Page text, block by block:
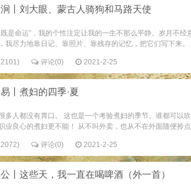
丨刘大眼、蒙古人骑狗和马路天使
既是命运”，我的个性注定让我的一生不那么平静。岁月不
我尽力地靠日记、靠照片、靠残存的记忆，把它们写下来
评论(0) 2021-2-25
丨煮妇的四季·夏
多人都没有胃口。 这也是一个考验煮妇的季节。谁都可
业良心的煮妇更不能！ 从不叫外卖，也从不在外面随便拎
评论(0) 2021-2-25
丨这些天，我一直在喝啤酒（外一首）